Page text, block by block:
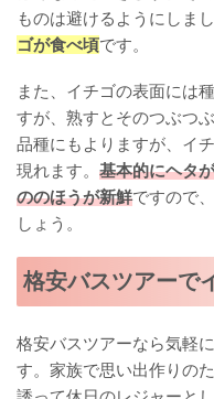
ものは避けるようにしまし
ゴが食べ頃です。
また、イチゴの表面には
すが、熟すとそのつぶつ
品種にもよりますが、イ
現れます。 基本的にヘタ
ののほうが新鮮ですので
しょう。
格安バスツアーで
格安バスツアーなら気軽
す。家族で思い出作りの